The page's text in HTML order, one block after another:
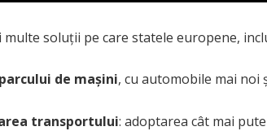
multe soluții pe care statele europene,
de mașini, cu automobile mai noi
transportului: adoptarea cât mai